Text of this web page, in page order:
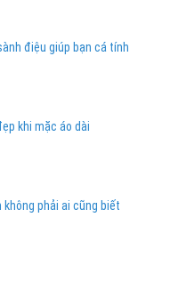
điệu giúp bạn cá tính
khi mặc áo dài
không phải ai cũng biết